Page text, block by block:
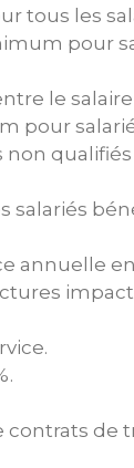
tous les
pour
le
pour
salariés
annuelle
de